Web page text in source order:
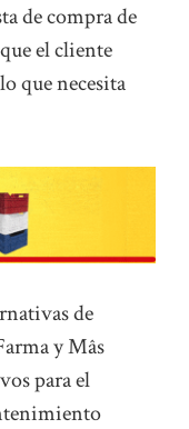
de compra de
el cliente
que necesita
de
y Mâs
para el